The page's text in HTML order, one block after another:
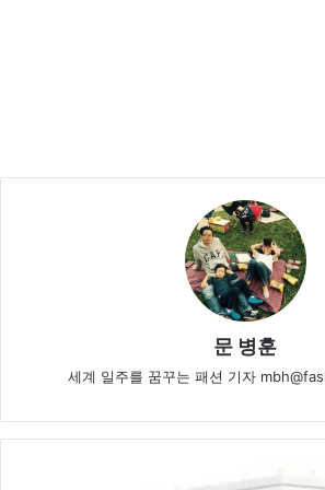
문 병훈
세계 일주를 꿈꾸는 패션 기자